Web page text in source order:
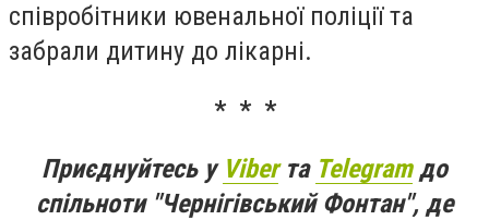
співробітники ювенальної поліції та
забрали дитину до лікарні.
* * *
Приєднуйтесь у Viberта Telegramдо
спільноти "Чернігівський Фонтан", де